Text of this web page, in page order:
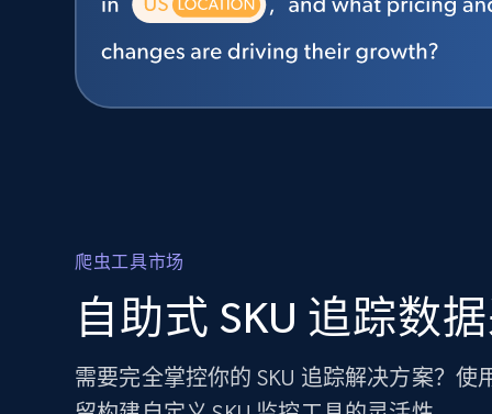
爬虫工具市场
自助式 SKU 追踪数
需要完全掌控你的 SKU 追踪解决方案？